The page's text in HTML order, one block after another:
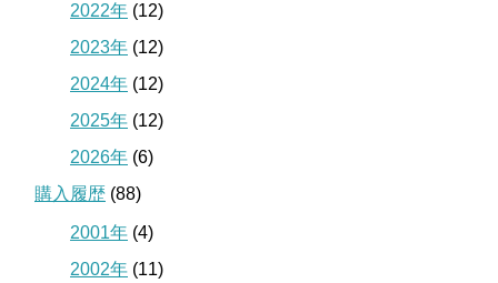
2022年 (12)
2023年 (12)
2024年 (12)
2025年 (12)
2026年 (6)
購入履歴 (88)
2001年 (4)
2002年 (11)